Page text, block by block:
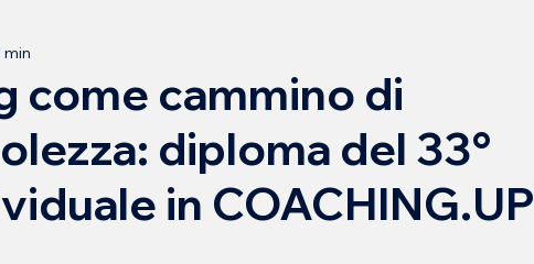
come cammino di
diploma del 33°
in COACHING.UP
min